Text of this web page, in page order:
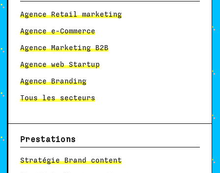
Agence Retail marketing
Agence e-Commerce
Agence Marketing B2B
Agence web Startup
Agence Branding
Tous les secteurs
Prestations
Stratégie Brand content